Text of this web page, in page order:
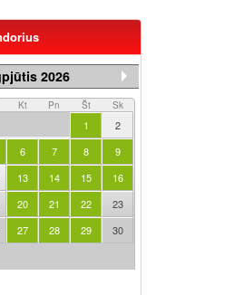
2026
Kt Pn Št Sk
1
2
6 7 8
9
13 14 15
16
20 21 22
23
27 28 29
30